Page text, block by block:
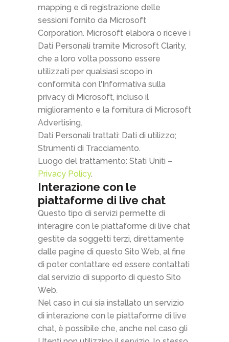
mapping e di registrazione delle
sessioni fornito da Microsoft
Corporation. Microsoft elabora o riceve i
Dati Personali tramite Microsoft Clarity,
che a loro volta possono essere
utilizzati per qualsiasi scopo in
conformità con l'Informativa sulla
privacy di Microsoft, incluso il
miglioramento e la fornitura di Microsoft
Advertising.
Dati Personali trattati: Dati di utilizzo;
Strumenti di Tracciamento.
Luogo del trattamento: Stati Uniti –
Privacy Policy.
Interazione con le
piattaforme di live chat
Questo tipo di servizi permette di
interagire con le piattaforme di live chat
gestite da soggetti terzi, direttamente
dalle pagine di questo Sito Web, al fine
di poter contattare ed essere contattati
dal servizio di supporto di questo Sito
Web.
Nel caso in cui sia installato un servizio
di interazione con le piattaforme di live
chat, è possibile che, anche nel caso gli